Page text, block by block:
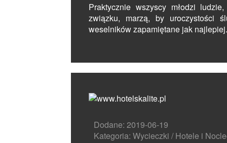
Praktycznie wszyscy młodzi
związku, marzą, by uroczystości
weselników zapamiętane jak
Dodane: 2019-06-19
Kategoria: Wycieczki / Hotele i